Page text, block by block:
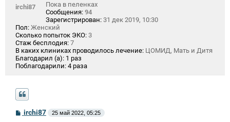
irchi87
Пока в пеленках
Сообщения: 94
Зарегистрирован: 31 дек 2019, 10:30
Пол: Женский
Сколько попыток ЭКО: 3
Стаж бесплодия: 7
В каких клиниках проводилось лечение: ЦОМИД, Мать и Дитя
Благодарил (а): 1 раз
Поблагодарили: 4 раза
Сirchi87 25 май 2022, 05:25